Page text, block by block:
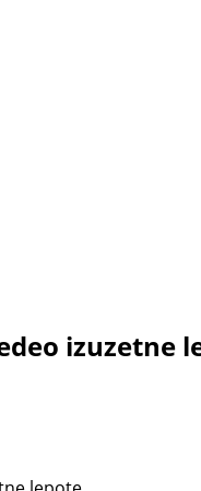
izuzetne